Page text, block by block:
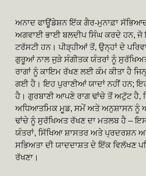
ਅਨਾਦ ਫਾਊਂਡੇਸ਼ਨ ਇੱਕ ਗੈਰ-ਮੁਨਾਫ਼ਾ
ਅਗਵਾਈ ਭਾਈ ਬਲਦੀਪ ਸਿੰਘ ਕਰਦੇ ਹਨ, ਜੋ
ਟਰੱਸਟੀ ਹਨ। ਪੀੜ੍ਹੀਆਂ ਤੋਂ, ਉਨ੍ਹਾਂ ਦੇ
ਗੁਰੂਆਂ ਨਾਲ ਜੁੜੇ ਸੰਗੀਤਕ ਯੰਤਰਾਂ ਨੂੰ
ਰਾਗਾਂ ਨੂੰ ਕਾਇਮ ਰੱਖਣ ਲਈ ਕੰਮ ਕੀਤਾ ਹੈ
ਗਈ ਹੈ। ਇਹ ਪੁਰਾਣੀਆਂ ਯਾਦਾਂ ਨਹੀਂ ਹਨ;
ਹੈ। ਗੁਰਬਾਣੀ ਆਪਣੇ ਰਾਗ ਢਾਂਚੇ ਤੋਂ ਅਟੁੱਟ ਹੈ,
ਅਧਿਆਤਮਿਕ ਮੂਡ, ਸਮੇਂ ਅਤੇ ਅਨੁਸ਼ਾਸਨ ਨੂੰ
ਢਾਂਚੇ ਨੂੰ ਸੁਰੱਖਿਅਤ ਰੱਖਣ ਦਾ ਮਤਲਬ ਹੈ –
ਯੰਤਰਾਂ, ਸਿੱਖਿਆ ਸ਼ਾਸਤਰ ਅਤੇ ਪ੍ਰਦਰਸ਼ਨ
ਸਭਿਅਤਾ ਦੀ ਯਾਦਦਾਸ਼ਤ ਦੇ ਇੱਕ ਵਿਲੱਖਣ
ਰੱਖਣਾ।